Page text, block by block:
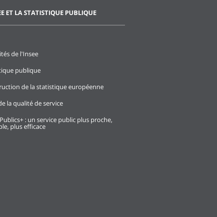
ET LA STATISTIQUE PUBLIQUE
de l'Insee
publique
de la statistique européenne
la qualité de service
: un service public plus proche,
plus efficace